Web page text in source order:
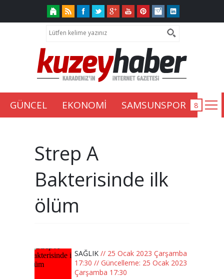
GÜNCEL EKONOMİ SAMSUNSPOR
Strep A
Bakterisinde ilk
ölüm
SAĞLIK // 25 Ocak 2023 Çarşamba
17:30 // Güncelleme: 25 Ocak 2023
Çarşamba 17:30